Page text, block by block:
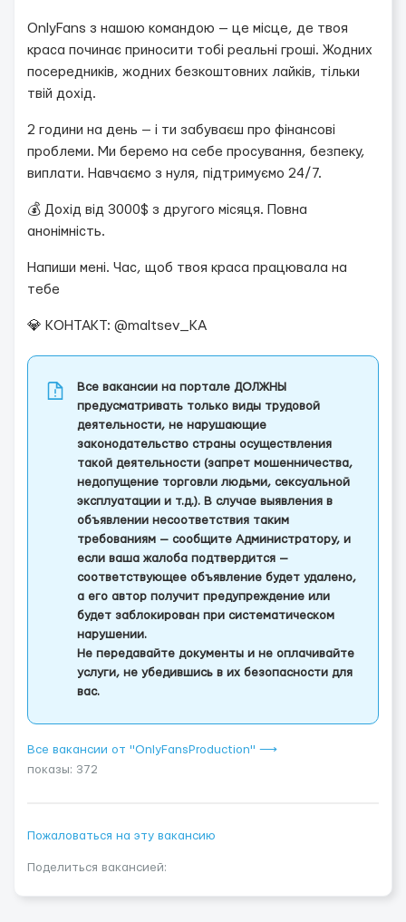
OnlyFans з нашою командою — це місце, де твоя
краса починає приносити тобі реальні гроші. Жодних
посередників, жодних безкоштовних лайків, тільки
твій дохід.
2 години на день — і ти забуваєш про фінансові
проблеми. Ми беремо на себе просування, безпеку,
виплати. Навчаємо з нуля, підтримуємо 24/7.
💰 Дохід від 3000$ з другого місяця. Повна
анонімність.
Напиши мені. Час, щоб твоя краса працювала на
тебе
💎 КОНТАКТ: @maltsev_KA
Все вакансии на портале ДОЛЖНЫ
предусматривать только виды трудовой
деятельности, не нарушающие
законодательство страны осуществления
такой деятельности (запрет мошенничества,
недопущение торговли людьми, сексуальной
эксплуатации и т.д.). В случае выявления в
объявлении несоответствия таким
требованиям — сообщите Администратору, и
если ваша жалоба подтвердится —
соответствующее объявление будет удалено,
а его автор получит предупреждение или
будет заблокирован при систематическом
нарушении.
Не передавайте документы и не оплачивайте
услуги, не убедившись в их безопасности для
вас.
Все вакансии от "OnlyFansProduction" ⟶
показы: 372
Пожаловаться на эту вакансию
Поделиться вакансией: